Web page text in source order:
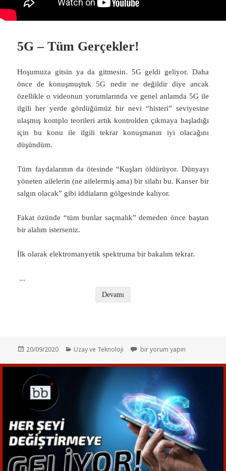
5G – Tüm Gerçekler!
Hoşumuza gitsin ya da gitmesin. 5G geldi geliyor. Daha
önce de konuşmuştuk 5G nedir ne değildir diye ancak
özellikle o videonun yorumlarında ve genel anlamda 5G ile
ilgili her yerde gördüğümüz bir nevi “histeri” seviyesine
ulaşmış komplo teorileri artık kontrolden çıkmaya başladığı
için bu konu ile ilgili tekrar konuşmanın iyi olacağını
düşündüm.
Tüm faydalarının da ötesinde “Kuşları öldürüyor. Dünyayı
yöneten ailelerin (ne ailelermiş ama) bir silahı bu. Kanser bir
salgın olacak” gibi iddiaların gölgesinde kalıyor.
Fakat özünde “tüm bunlar saçmalık” demeden önce baştan
bir alalım isterseniz.
İlk olarak elektromanyetik spektruma bir bakalım tekrar.
...
Devamı
Yayın
20/09/2020 Kategoriler
Uzay ve Teknoloji 5G – Tüm Gerçekler! için
bir yorum yapın